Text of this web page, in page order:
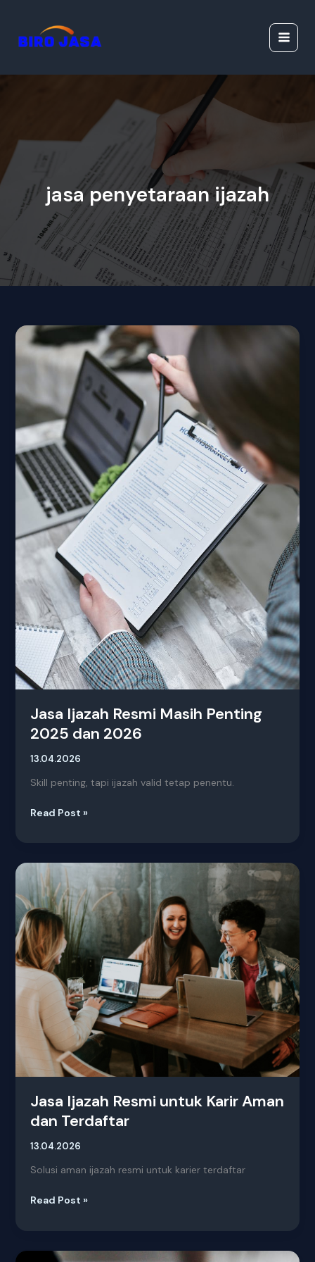
konten
jasa penyetaraan ijazah
Jasa Ijazah Resmi Masih Penting
2025 dan 2026
13.04.2026
Skill penting, tapi ijazah valid tetap penentu.
Jasa
Ijazah
Resmi
2025
dan
2026
Read Post »
Jasa Ijazah Resmi untuk Karir Aman
dan Terdaftar
13.04.2026
Solusi aman ijazah resmi untuk karier terdaftar
Jasa
Ijazah
Resmi
untuk
Karir
Aman
dan
Terdaftar
Read Post »